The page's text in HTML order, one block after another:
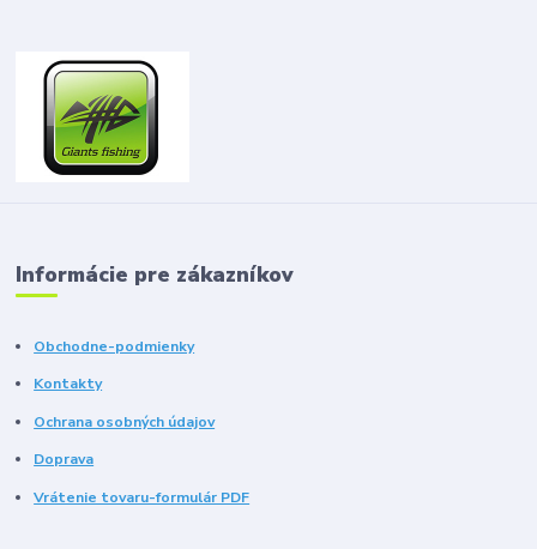
Informácie pre zákazníkov
Obchodne-podmienky
Kontakty
Ochrana osobných údajov
Doprava
Vrátenie tovaru-formulár PDF